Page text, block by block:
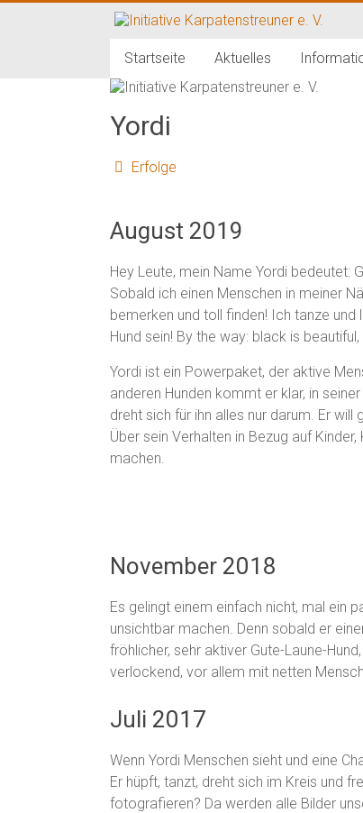
Initiative
Karpatenstreuner
e.
V.
den
in
Rumänien
Startseite Aktuelles
Yordi
Erfolge
August 2019
Hey Leute, mein Name Yordi bedeutet:
Sobald ich einen Menschen in meiner
bemerken und toll finden! Ich tanze
Hund sein! By the way: black is
Yordi ist ein Powerpaket, der aktive
anderen Hunden kommt er klar, in
dreht sich für ihn alles nur darum. Er
Über sein Verhalten in Bezug auf
machen.
November 2018
Es gelingt einem einfach nicht, mal ein
unsichtbar machen. Denn sobald er
fröhlicher, sehr aktiver Gute-Laune-
verlockend, vor allem mit netten
Juli 2017
Wenn Yordi Menschen sieht und eine
Er hüpft, tanzt, dreht sich im Kreis und
fotografieren? Da werden alle Bilder